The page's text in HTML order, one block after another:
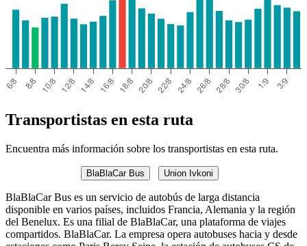
Transportistas en esta ruta
Encuentra más información sobre los transportistas en esta ruta.
BlaBlaCar Bus Union Ivkoni
BlaBlaCar Bus es un servicio de autobús de larga distancia
disponible en varios países, incluidos Francia, Alemania y la región
del Benelux. Es una filial de BlaBlaCar, una plataforma de viajes
compartidos. BlaBlaCar. La empresa opera autobuses hacia y desde